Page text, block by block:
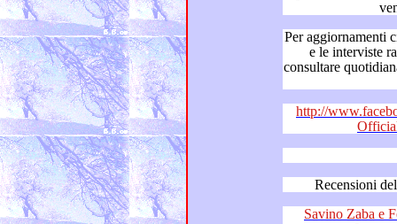
Per aggiornamenti circa il “Dizionario
e le interviste radiofoniche a Franco Simone,
consultare quotidianamente “Franco
http://
Savino Zaba e Felice